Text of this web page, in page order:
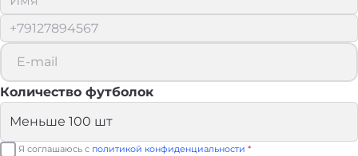
Количество футболок
Я соглашаюсь с политикой конфиденциальности *